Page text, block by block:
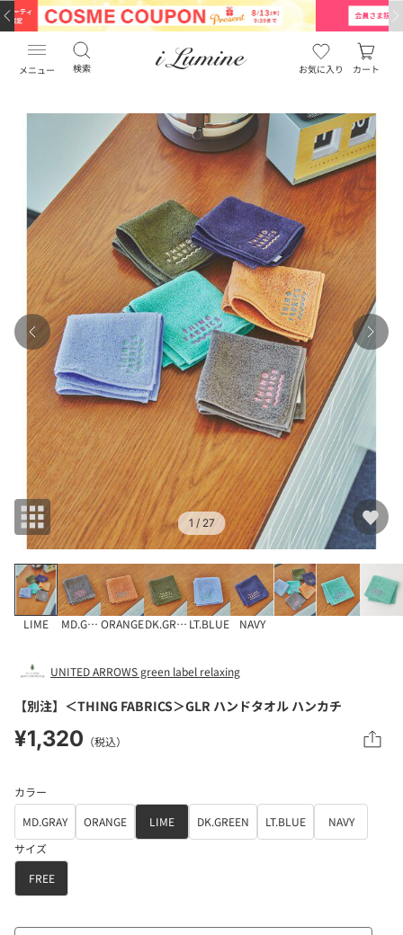
メニュー 検索 お気に入り カート
1 / 27
LIME MD.GRAYORANGEDK.GREENLT.BLUE NAVY
UNITED ARROWS green label relaxing
【別注】＜THING FABRICS＞GLR ハンドタオル ハンカチ
¥1,320 （税込）
カラー
MD.GRAY
ORANGE LIME DK.GREEN LT.BLUE
NAVY
サイズ
FREE